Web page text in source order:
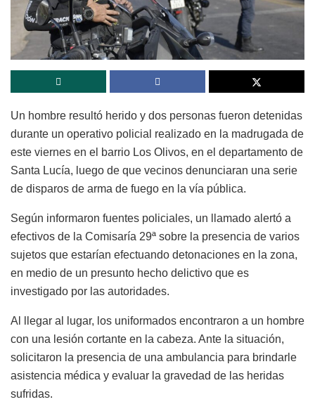
Un hombre resultó herido y dos personas fueron detenidas
durante un operativo policial realizado en la madrugada de
este viernes en el barrio Los Olivos, en el departamento de
Santa Lucía, luego de que vecinos denunciaran una serie
de disparos de arma de fuego en la vía pública.
Según informaron fuentes policiales, un llamado alertó a
efectivos de la Comisaría 29ª sobre la presencia de varios
sujetos que estarían efectuando detonaciones en la zona,
en medio de un presunto hecho delictivo que es
investigado por las autoridades.
Al llegar al lugar, los uniformados encontraron a un hombre
con una lesión cortante en la cabeza. Ante la situación,
solicitaron la presencia de una ambulancia para brindarle
asistencia médica y evaluar la gravedad de las heridas
sufridas.